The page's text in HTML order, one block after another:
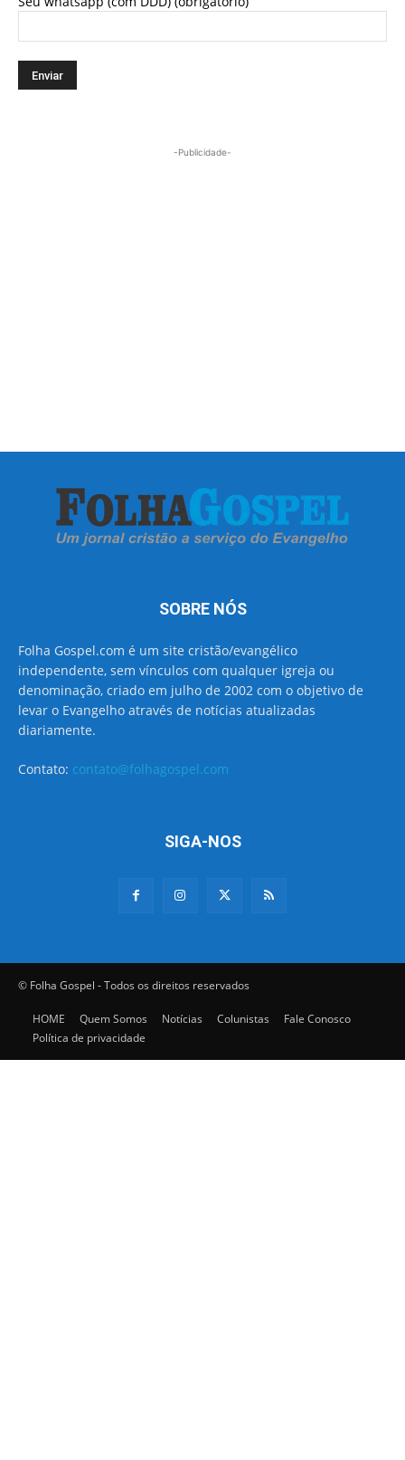
-Publicidade-
SOBRE NÓS
Folha Gospel.com é um site cristão/evangélico
independente, sem vínculos com qualquer igreja ou
denominação, criado em julho de 2002 com o objetivo de
levar o Evangelho através de notícias atualizadas
diariamente.
Contato: contato@folhagospel.com
SIGA-NOS
© Folha Gospel - Todos os direitos reservados
HOME Quem Somos Notícias Colunistas
Fale Conosco
Política de privacidade